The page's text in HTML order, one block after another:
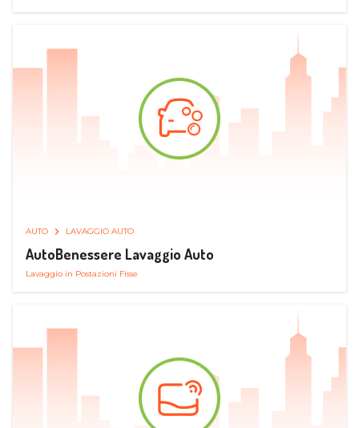
AUTO LAVAGGIO AUTO
AutoBenessere Lavaggio Auto
Lavaggio in Postazioni Fisse